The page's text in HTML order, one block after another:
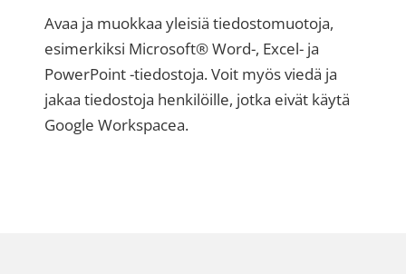
Avaa ja muokkaa yleisiä tiedostomuotoja,
esimerkiksi Microsoft® Word-, Excel- ja
PowerPoint -tiedostoja. Voit myös viedä ja
jakaa tiedostoja henkilöille, jotka eivät käytä
Google Workspacea.